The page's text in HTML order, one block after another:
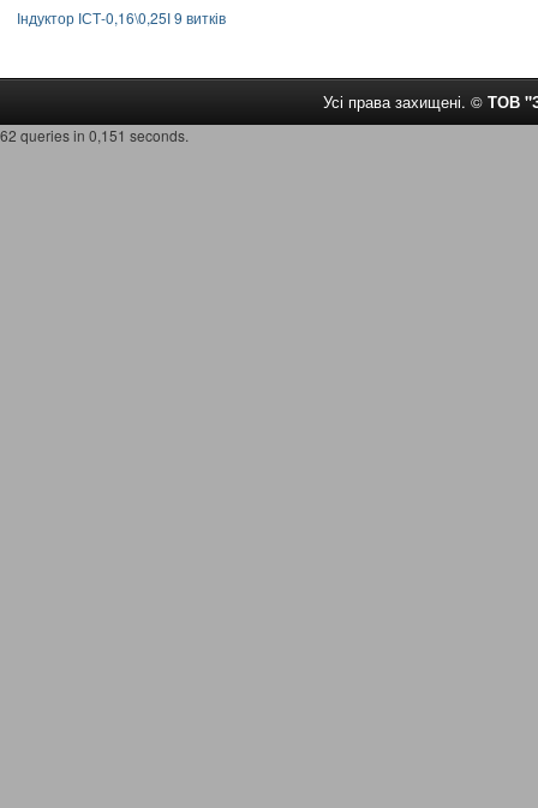
Індуктор ІСТ-0,16\0,25І 9 витків
Усі права захищені. © ТОВ
62 queries in 0,151 seconds.